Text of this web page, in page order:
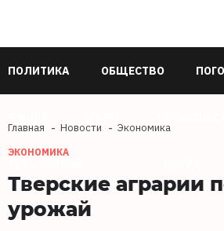
ПОЛИТИКА ОБЩЕСТВО
Главная Новости Экономика
ЭКОНОМИКА
Тверские аграрии
урожай